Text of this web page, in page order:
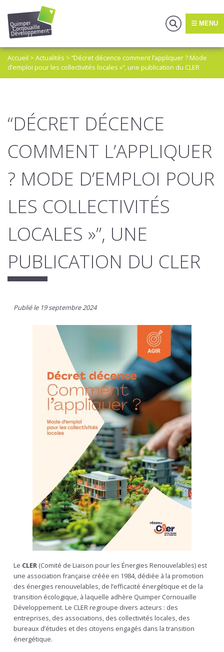
MENU
Accueil > Actualités > “Décret décence comment l’appliquer ? Mode
d’emploi pour les collectivités locales »”, une publication du CLER
“DÉCRET DÉCENCE
COMMENT L’APPLIQUER
? MODE D’EMPLOI POUR
LES COLLECTIVITÉS
LOCALES »”, UNE
PUBLICATION DU CLER
Publié le 19 septembre 2024
Le CLER (Comité de Liaison pour les Énergies Renouvelables) est
une association française créée en 1984, dédiée à la promotion
des énergies renouvelables, de l’efficacité énergétique et de la
transition écologique, à laquelle adhère Quimper Cornouaille
Développement. Le CLER regroupe divers acteurs : des
entreprises, des associations, des collectivités locales, des
bureaux d’études et des citoyens engagés dans la transition
énergétique.